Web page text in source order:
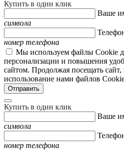
Купить в один клик
Ваше
символа
номер телефона
Мы используем файлы Cookie
персонализации и повышения
сайтом. Продолжая посещать сайт,
использование нами файлов
Купить в один клик
Ваше
символа
номер телефона